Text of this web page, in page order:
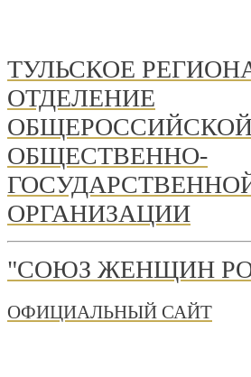
ТУЛЬСКОЕ
ОТДЕЛЕНИЕ
ОБЩЕСТВЕННО-
ОРГАНИЗАЦИИ
"СОЮЗ ЖЕНЩИН
ОФИЦИАЛЬНЫЙ САЙТ